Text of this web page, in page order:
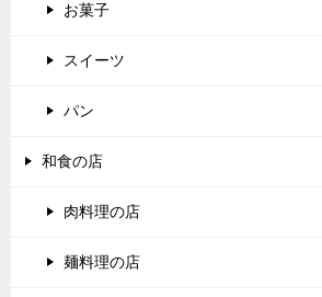
お菓子
スイーツ
パン
和食の店
肉料理の店
麺料理の店